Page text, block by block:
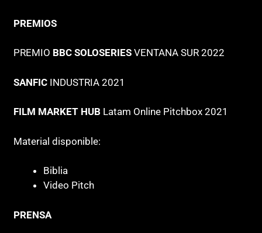
PREMIOS
PREMIO BBC SOLOSERIESVENTANA SUR 2022
SANFICINDUSTRIA 2021
FILM MARKET HUB Latam Online Pitchbox 2021
Material disponible:
Biblia
Video Pitch
PRENSA